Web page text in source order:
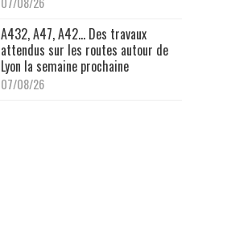
A432, A47, A42… Des travaux
attendus sur les routes autour de
Lyon la semaine prochaine
07/08/26